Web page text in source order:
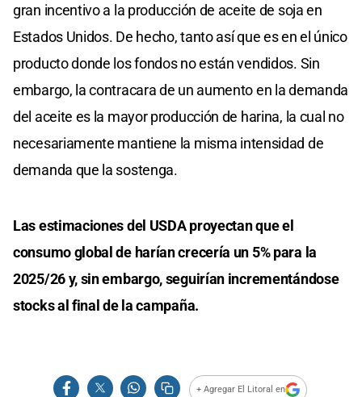
gran incentivo a la producción de aceite de soja en
Estados Unidos. De hecho, tanto así que es en el único
producto donde los fondos no están vendidos. Sin
embargo, la contracara de un aumento en la demanda
del aceite es la mayor producción de harina, la cual no
necesariamente mantiene la misma intensidad de
demanda que la sostenga.
Las estimaciones del USDA proyectan que el
consumo global de harían crecería un 5% para la
2025/26 y, sin embargo, seguirían incrementándose
stocks al final de la campaña.
+ Agregar El Litoral en